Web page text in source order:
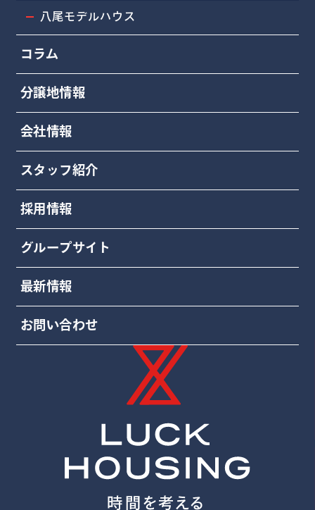
八尾モデルハウス
コラム
分譲地情報
会社情報
スタッフ紹介
採用情報
グループサイト
最新情報
お問い合わせ